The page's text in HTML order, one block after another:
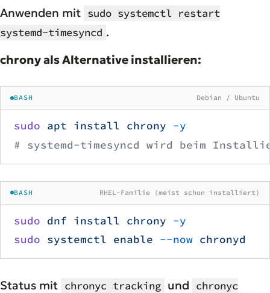
Anwenden mit sudo systemctl restart
systemd-timesyncd .
chrony als Alternative installieren:
BASH Debian / Ubuntu
sudo apt install chrony -y
# systemd-timesyncd wird beim
BASH RHEL-Familie (meist schon installiert)
sudo dnf install chrony -y
sudo systemctl enable --now chronyd
Status mit chronyc tracking und chronyc